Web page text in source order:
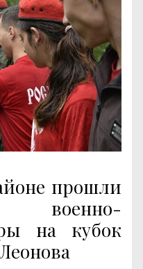
прошли
военно-
на кубок